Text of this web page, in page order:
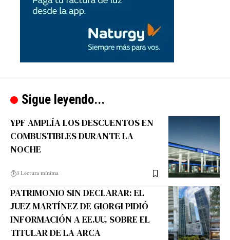
Sigue leyendo...
YPF AMPLÍA LOS DESCUENTOS EN
COMBUSTIBLES DURANTE LA
NOCHE
3 Lectura mínima
PATRIMONIO SIN DECLARAR: EL
JUEZ MARTÍNEZ DE GIORGI PIDIÓ
INFORMACIÓN A EE.UU. SOBRE EL
TITULAR DE LA ARCA